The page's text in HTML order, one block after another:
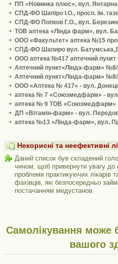
ПП «Новинка плюс», вул.
СПД-ФО Шапіро І.О., просп. Ім.
СПД-ФО Попков Г.О., вул.
ТОВ аптека «Лінда фарм», вул.
ООО «Факультет» аптека №15
СПД-ФО Шапиро вул.
ООО аптека №417 аптечний
Аптечний пункт«Лінда-фарм» №8/
Аптечний пункт«Лінда-фарм»
ООО «Аптека № 417» - вул.
аптека № 7 «Союзмедфарм» - вул.
аптека № 9 ТОВ «Союзмедфарм»
ДП «Вітамін-фарм» - вул.
аптека №13 «Лінда-фарм», вул.
Некорисні та неефективні
Даний список був складений
чином, щоб привернути увагу до
проблеми практикуючих лікарів
фахівців, які безпосередньо
постачанням медустанов.
Самолікування може
вашого